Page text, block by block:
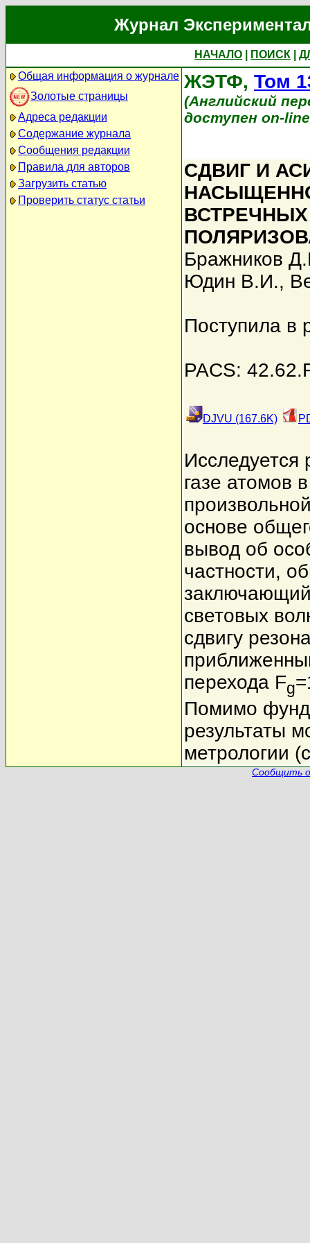
Журнал
НАЧАЛО ПОИСК
Общая информация о журнале
Золотые страницы
Адреса редакции
Содержание журнала
Сообщения редакции
Правила для авторов
Загрузить статью
Проверить статус статьи
ЖЭТФ, Том
(Английский
доступен on-
СДВИГ И
Бражников
Юдин В.И.,
Поступила в
PACS:
DJVU (167.6K)
Исследуется
газе атомов
основе
вывод об
частности,
световых
сдвигу
перехода Fg
Помимо
результаты
метрологии
Сообщить о